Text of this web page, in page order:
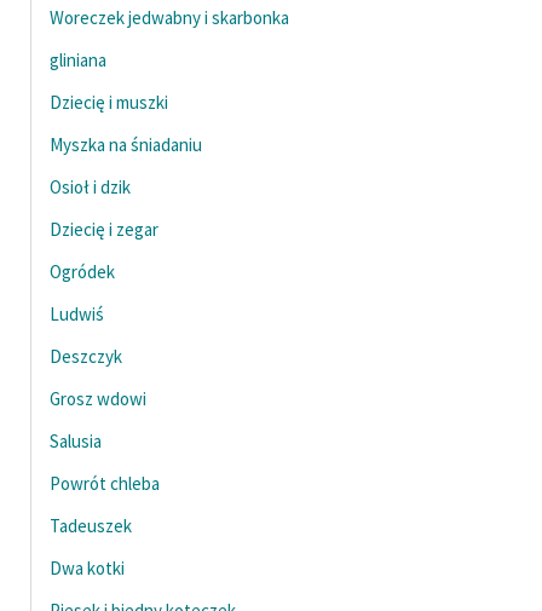
Woreczek jedwabny i skarbonka
gliniana
Dziecię i muszki
Myszka na śniadaniu
Osioł i dzik
Dziecię i zegar
Ogródek
Ludwiś
Deszczyk
Grosz wdowi
Salusia
Powrót chleba
Tadeuszek
Dwa kotki